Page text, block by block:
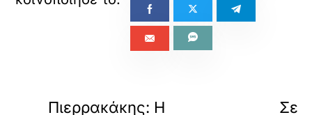
Πιερρακάκης: Η
Σε